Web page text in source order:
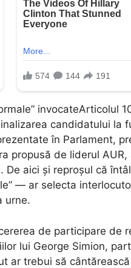
invocateArticolul
candidatului la
în Parlament,
propusă de liderul
De aici și reproșul că
— ar selecta
urne.
de participare de
lui George Simion,
ar trebui să